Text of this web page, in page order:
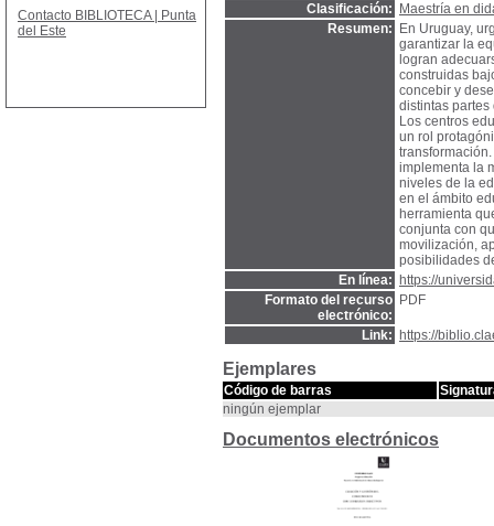
Clasificación:
Maestría en
Resumen:
En Uruguay,
garantizar la
logran
construidas
concebir y
distintas
Los centros
un rol
implementa la
niveles de la
en el ámbito
herramienta
conjunta con
movilización,
posibilidades
En línea:
https://
Formato del recurso
electrónico:
PDF
Link: https://
Ejemplares
Código de barras
ningún ejemplar
Documentos electrónicos
Contacto BIBLIOTECA | Punta
del Este